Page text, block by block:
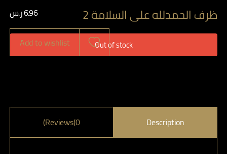
ظرف الحمدلله على السلامة 2 6.96ر.س
Out of stock
Add to wishlist
Description
Reviews(0)